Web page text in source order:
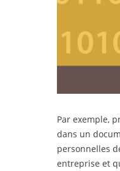
Par exemple,
dans un
personnelles
entreprise et